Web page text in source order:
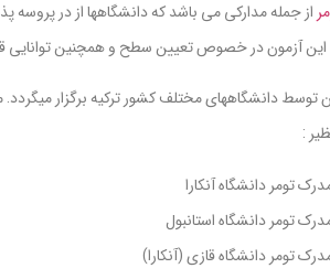
از جمله مدارکی می باشد که دانشگاهها از در
این آزمون در خصوص تعیین سطح و همچنین توانایی
توسط دانشگاههای مختلف کشور ترکیه برگزار
تومر دانشگاه آنکارا
تومر دانشگاه استانبول
تومر دانشگاه قازی (آنکارا)